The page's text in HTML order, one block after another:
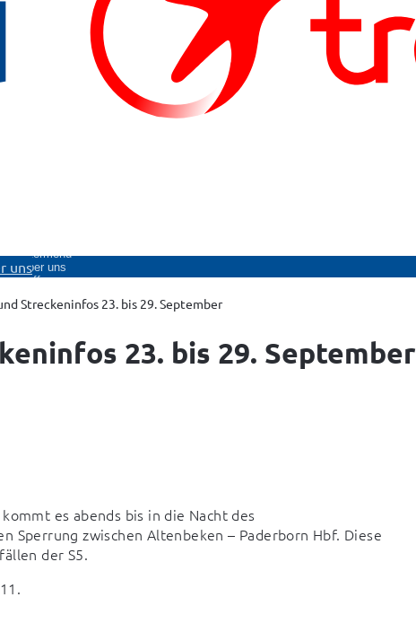
uns
Untermenü
Über uns
öffnen
Streckeninfos 23. bis 29. September
23. bis 29. September
es abends bis in die Nacht des
zwischen Altenbeken – Paderborn Hbf. Diese
der S5.